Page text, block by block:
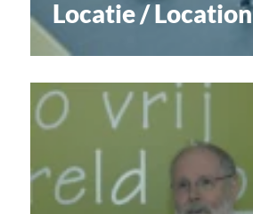
Locatie / Location